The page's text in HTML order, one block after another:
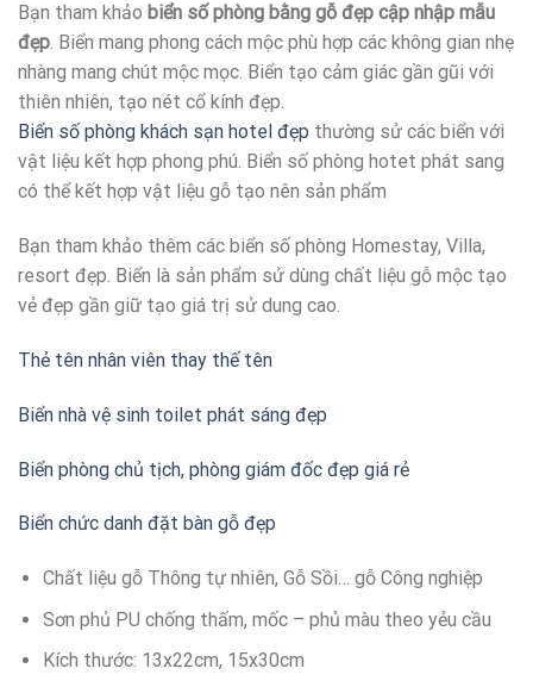
Bạn tham khảo biển số phòng bằng gỗ đẹp cập nhập mẫu
đẹp. Biển mang phong cách mộc phù hợp các không gian nhẹ
nhàng mang chút mộc mọc. Biển tạo cảm giác gần gũi với
thiên nhiên, tạo nét cổ kính đẹp.
Biển số phòng khách sạn hotel đẹp thường sử các biển với
vật liệu kết hợp phong phú. Biển số phòng hotet phát sang
có thể kết hợp vật liệu gỗ tạo nên sản phẩm
Bạn tham khảo thêm các biển số phòng Homestay, Villa,
resort đẹp. Biển là sản phẩm sử dùng chất liệu gỗ mộc tạo
vẻ đẹp gần giữ tạo giá trị sử dung cao.
Thẻ tên nhân viên thay thế tên
Biển nhà vệ sinh toilet phát sáng đẹp
Biển phòng chủ tịch, phòng giám đốc đẹp giá rẻ
Biển chức danh đặt bàn gỗ đẹp
Chất liệu gỗ Thông tự nhiên, Gỗ Sồi… gỗ Công nghiệp
Sơn phủ PU chống thấm, mốc – phủ màu theo yẻu cầu
Kích thước: 13x22cm, 15x30cm